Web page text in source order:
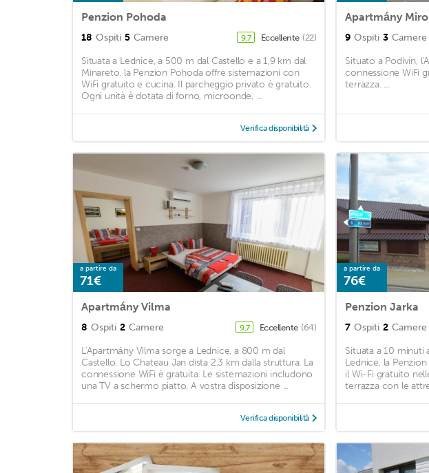
Penzion Pohoda
18 Ospiti 5 Camere 9,7 Eccellente (22)
Situata a Lednice, a 500 m dal Castello e a 1,9 km dal
Minareto, la Penzion Pohoda offre sistemazioni con
WiFi gratuito e cucina. Il parcheggio privato è gratuito.
Ogni unità è dotata di forno, microonde, ...
Verifica disponibilità
Apartmány
9 Ospiti 3 Camere
Situato a Podivín,
connessione WiFi
terrazza. ...
a partire da
71€
Apartmány Vilma
8 Ospiti 2 Camere 9,7 Eccellente (64)
L'Apartmány Vilma sorge a Lednice, a 800 m dal
Castello. Lo Chateau Jan dista 2,3 km dalla struttura. La
connessione WiFi è gratuita. Le sistemazioni includono
una TV a schermo piatto. A vostra disposizione ...
Verifica disponibilità
a partire da
76€
Penzion Jarka
7 Ospiti 2 Camere
Situata a 10 minuti
Lednice, la
il Wi-Fi gratuito
terrazza con le